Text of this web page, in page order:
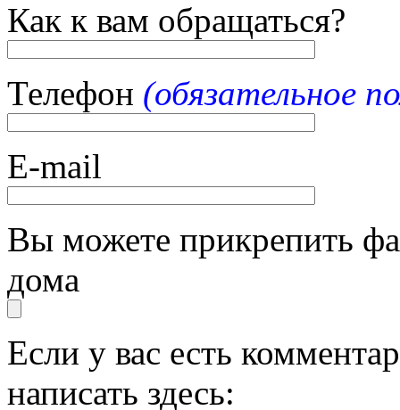
Как к вам обращаться?
Телефон (обязательное
E-mail
Вы можете прикрепить
дома
Если у вас есть
написать здесь: